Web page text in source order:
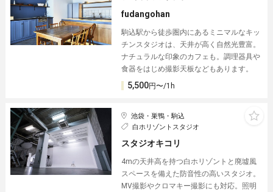
fudangohan
駒込駅から徒歩圏内にあるミニマルなキッ
チンスタジオは、天井が高く自然光豊富。
ナチュラルな印象のカフェも。調理器具や
食器をはじめ撮影天板などもあります。
5,500円〜/1h
池袋・巣鴨・駒込
白ホリゾントスタジオ
スタジオキコリ
4mの天井高を持つ白ホリゾントと廃墟風
スペースを備えた防音性の高いスタジオ。
MV撮影やクロマキー撮影にも対応。照明